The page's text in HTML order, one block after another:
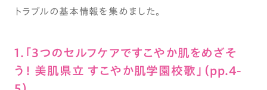
トラブルの基本情報を集めました。
1.「3つのセルフケアですこやか肌をめざそ
う！ 美肌県立 すこやか肌学園校歌」（pp.4-